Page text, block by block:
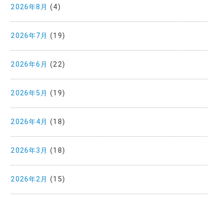
2026年8月 (4)
2026年7月 (19)
2026年6月 (22)
2026年5月 (19)
2026年4月 (18)
2026年3月 (18)
2026年2月 (15)